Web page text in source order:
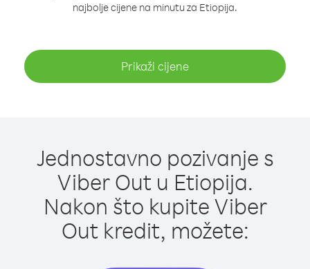
najbolje cijene na minutu za Etiopija.
Prikaži cijene
Jednostavno pozivanje s
Viber Out u Etiopija.
Nakon što kupite Viber
Out kredit, možete: